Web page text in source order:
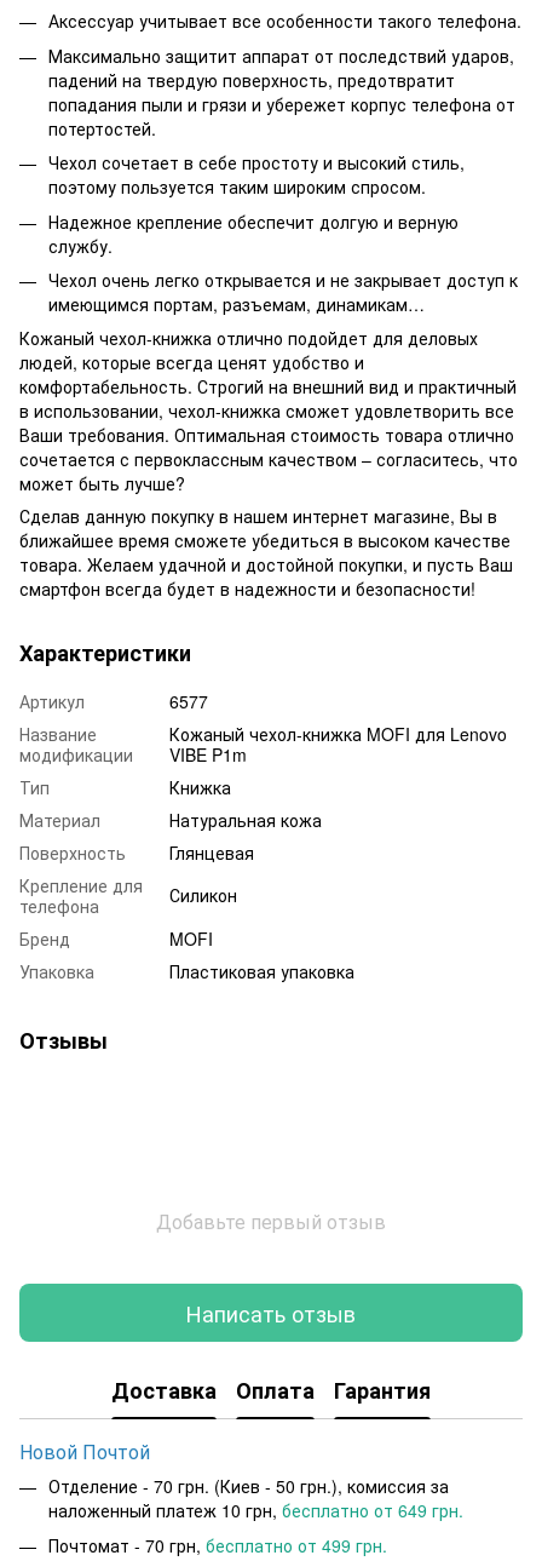
Аксессуар учитывает все особенности такого телефона.
Максимально защитит аппарат от последствий ударов,
падений на твердую поверхность, предотвратит
попадания пыли и грязи и убережет корпус телефона от
потертостей.
Чехол сочетает в себе простоту и высокий стиль,
поэтому пользуется таким широким спросом.
Надежное крепление обеспечит долгую и верную
службу.
Чехол очень легко открывается и не закрывает доступ к
имеющимся портам, разъемам, динамикам…
Кожаный чехол-книжка отлично подойдет для деловых
людей, которые всегда ценят удобство и
комфортабельность. Строгий на внешний вид и практичный
в использовании, чехол-книжка сможет удовлетворить все
Ваши требования. Оптимальная стоимость товара отлично
сочетается с первоклассным качеством – согласитесь, что
может быть лучше?
Сделав данную покупку в нашем интернет магазине, Вы в
ближайшее время сможете убедиться в высоком качестве
товара. Желаем удачной и достойной покупки, и пусть Ваш
смартфон всегда будет в надежности и безопасности!
Характеристики
Артикул
6577
Название
модификации
Кожаный чехол-книжка MOFI для Lenovo
VIBE P1m
Тип
Книжка
Материал
Натуральная кожа
Поверхность
Глянцевая
Крепление для
телефона
Силикон
Бренд
MOFI
Упаковка
Пластиковая упаковка
Отзывы
Добавьте первый отзыв
Написать отзыв
Доставка Оплата Гарантия
Новой Почтой
Отделение - 70 грн. (Киев - 50 грн.), комиссия за
наложенный платеж 10 грн, бесплатно от 649 грн.
Почтомат - 70 грн, бесплатно от 499 грн.